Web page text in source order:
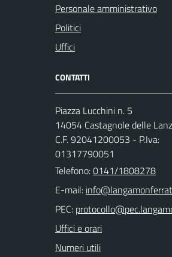
Personale amministrativo
Politici
Uffici
CONTATTI
Piazza Lucchini n. 5
14054 Castagnole delle
C.F. 92041200053 - P.Iva:
01317790051
Telefono:0141/1808278
E-mail:
PEC:
Uffici e orari
Numeri utili